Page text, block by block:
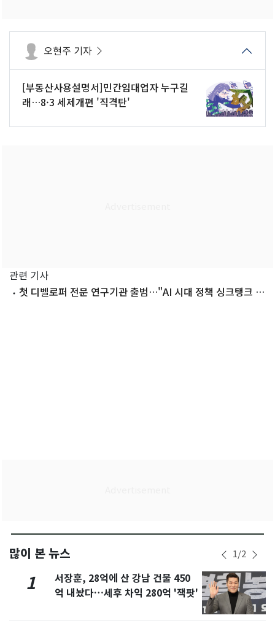
오현주 기자
[부동산사용설명서]민간임대업자 누구길
래…8·3 세제개편 '직격탄'
관련 기사
첫 디벨로퍼 전문 연구기관 출범…"AI 시대 정책 싱크탱크 될
많이 본 뉴스 1/2
1
서장훈, 28억에 산 강남 건물 450
억 내놨다…세후 차익 280억 '잭팟'